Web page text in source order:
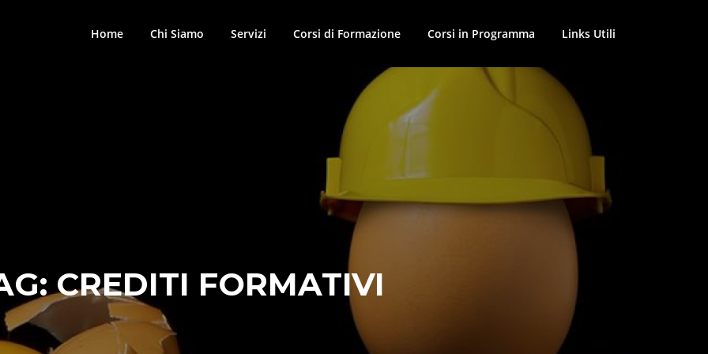
Home Chi Siamo Servizi Corsi di Formazione Corsi in Programma Links Utili
CREDITI FORMATIVI